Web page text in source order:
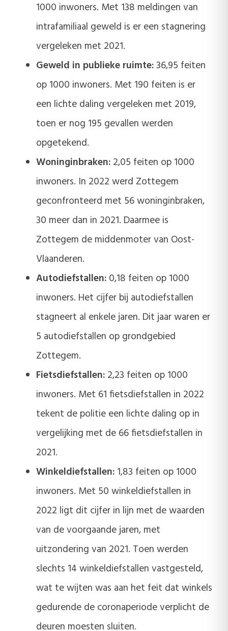
1000 inwoners. Met 138 meldingen van
intrafamiliaal geweld is er een stagnering
vergeleken met 2021.
Geweld in publieke ruimte:36,95 feiten
op 1000 inwoners. Met 190 feiten is er
een lichte daling vergeleken met 2019,
toen er nog 195 gevallen werden
opgetekend.
Woninginbraken: 2,05 feiten op 1000
inwoners. In 2022 werd Zottegem
geconfronteerd met 56 woninginbraken,
30 meer dan in 2021. Daarmee is
Zottegem de middenmoter van Oost-
Vlaanderen.
Autodiefstallen: 0,18 feiten op 1000
inwoners. Het cijfer bij autodiefstallen
stagneert al enkele jaren. Dit jaar waren er
5 autodiefstallen op grondgebied
Zottegem.
Fietsdiefstallen: 2,23 feiten op 1000
inwoners. Met 61 fietsdiefstallen in 2022
tekent de politie een lichte daling op in
vergelijking met de 66 fietsdiefstallen in
2021.
Winkeldiefstallen: 1,83 feiten op 1000
inwoners. Met 50 winkeldiefstallen in
2022 ligt dit cijfer in lijn met de waarden
van de voorgaande jaren, met
uitzondering van 2021. Toen werden
slechts 14 winkeldiefstallen vastgesteld,
wat te wijten was aan het feit dat winkels
gedurende de coronaperiode verplicht de
deuren moesten sluiten.